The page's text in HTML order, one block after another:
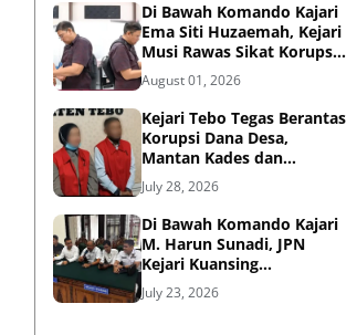
Di Bawah Komando Kajari
Ema Siti Huzaemah, Kejari
Musi Rawas Sikat Korupsi
Dana Sawit, Negara
Selamatkan Rp1,26 Miliar
August 01, 2026
Kejari Tebo Tegas Berantas
Korupsi Dana Desa,
Mantan Kades dan
Bendahara Resmi Jadi
Tersangka
July 28, 2026
Di Bawah Komando Kajari
M. Harun Sunadi, JPN
Kejari Kuansing
Menangkan Gugatan PTUN
dan Amankan Aset
July 23, 2026